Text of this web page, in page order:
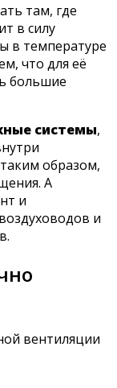
там, где
в силу
в температуре
что для её
большие
системы,
образом,
А
и
и